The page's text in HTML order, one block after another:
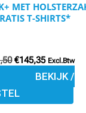
MET
T-SHIRTS*
€145,35 Excl.Btw
BEKIJK /
kan
op
de